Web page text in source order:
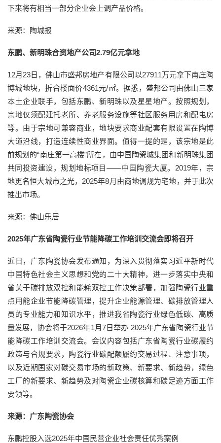
下来将有相当一部分企业会上调产品价格。
来源：陶城报
东鹏、新明珠合资地产公司2.79亿元拿地
12月23日，佛山市盛邦房地产有限公司以27911万元拿下南庄陶
博城地块，折合楼面价4361元/㎡。据悉，盛邦公司由佛山三家
本土企业联手，包括东鹏、新明珠以及星星地产。按照规划，
宗地仅须配建托老所、养老服务设施等社区服务用房和配电房
等。由于宗地可兼容商业，地块要求商业配套有限设置在陶博
大道沿线，打造连续性商业界面。值得一提的是，该宗地是此
前规划的“南庄第一高楼”所在，由中国陶瓷城集团和新明珠集团
共同投资建设，规划地标项目——中国陶瓷大厦。2019年，宗
地更名恒大城市之光，2025年8月由商地调规为宅地，并于此次
推出市场。
来源：佛山乐居
2025年广东省陶瓷行业节能降碳工作培训交流会即将召开
近日，广东陶瓷协会发布通知，为深入贯彻落实习近平新时代
中国特色社会主义思想和党的二十大精神，进一步落实中央和
省关于碳排放双控和能耗双控工作决策部署，加强陶瓷行业重
点用能企业节能降碳管理，提升企业能源管理、碳排放管理人
员的专业能力和知识水平，推进我省陶瓷行业绿色低碳、高质
量发展，协会将于2026年1月7日举办 2025年广东省陶瓷行业节
能降碳工作培训交流会。会议内容包括广东省陶瓷行业碳履约
政策与合规要求，陶瓷行业碳配额履约交易过程、注意事项，
以及近期国家对碳交易市场的新政策、新要求、新趋势，绿色
工厂的新要求、新趋势及对陶瓷企业碳核算和碳足迹方面工作
要领等。
来源：广东陶瓷协会
东鹏控股入选2025年中国民营企业社会责任优秀案例